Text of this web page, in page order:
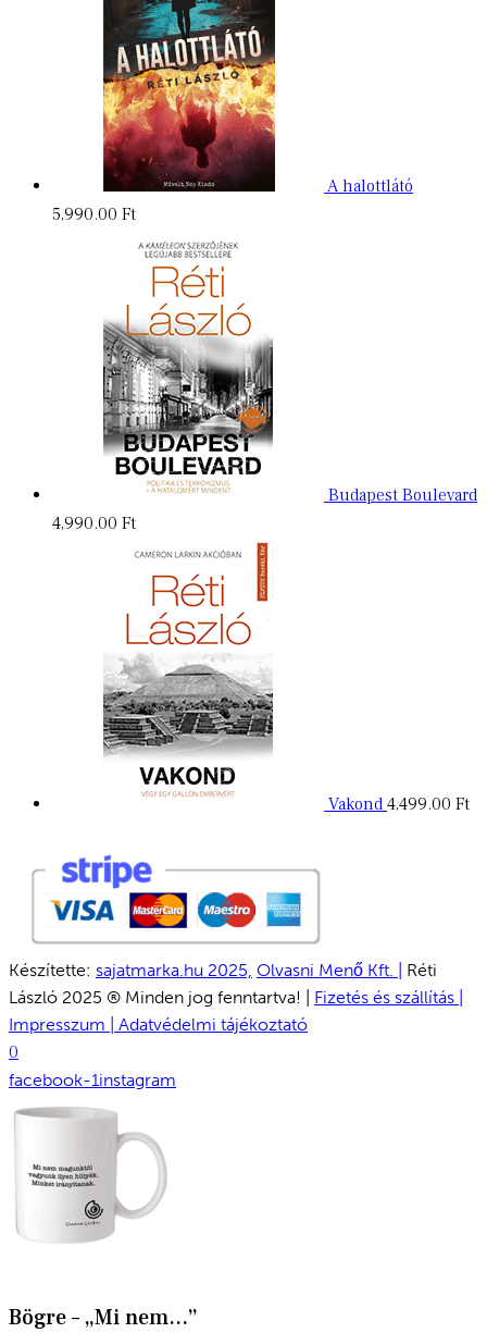
A halottlátó
5,990.00 Ft
Budapest Boulevard
4,990.00 Ft
Vakond 4,499.00 Ft
Készítette: sajatmarka.hu 2025, Olvasni Menő Kft. |
Réti
László 2025 ® Minden jog fenntartva! | Fizetés és szállítás |
Impresszum | Adatvédelmi tájékoztató
0
facebook-1instagram
Bögre – „Mi nem…”